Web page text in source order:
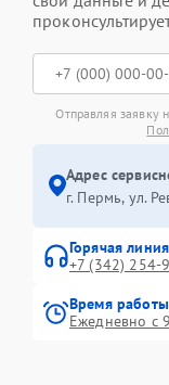
Отправляя заявку
Адрес
г. Пермь, ул.
Горячая линия
+7 (342) 254-
Время работы
Ежедневно с